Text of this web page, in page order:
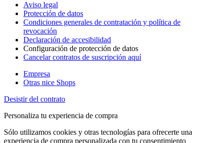
Aviso legal
Protección de datos
Condiciones generales de contratación y política de
revocación
Declaración de accesibilidad
Configuración de protección de datos
Cancelar contratos de suscripción aquí
Empresa
Otras nice Shops
Desistir del contrato
Personaliza tu experiencia de compra
Sólo utilizamos cookies y otras tecnologías para ofrecerte una
experiencia de compra personalizada con tu consentimiento